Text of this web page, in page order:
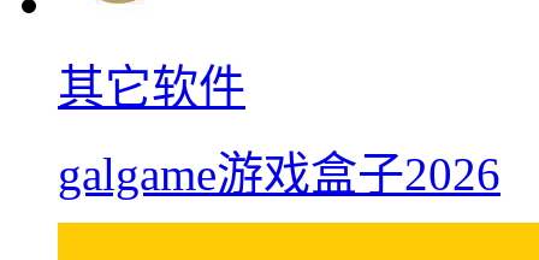
其它软件
galgame游戏盒子2026